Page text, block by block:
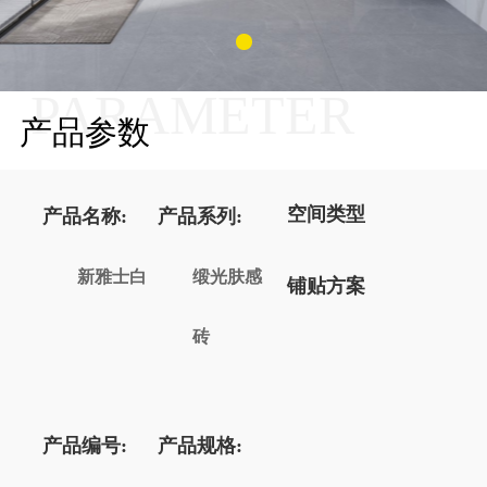
产品参数
PARAMETER
产品名称:
新雅士白
产品系列:
缎光肤感
砖
产品编号: 产品规格:
空间类型
铺贴方案